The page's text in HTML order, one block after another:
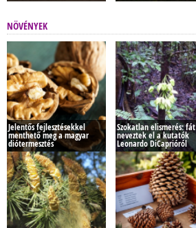
NÖVÉNYEK
Jelentős fejlesztésekkel
menthető meg a magyar
diótermesztés
Szokatlan elismerés: fát
neveztek el a kutatók
Leonardo DiCaprióról